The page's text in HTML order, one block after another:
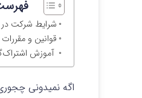
شرایط شرکت
قوانین و
آموزش
اگه نمیدونی